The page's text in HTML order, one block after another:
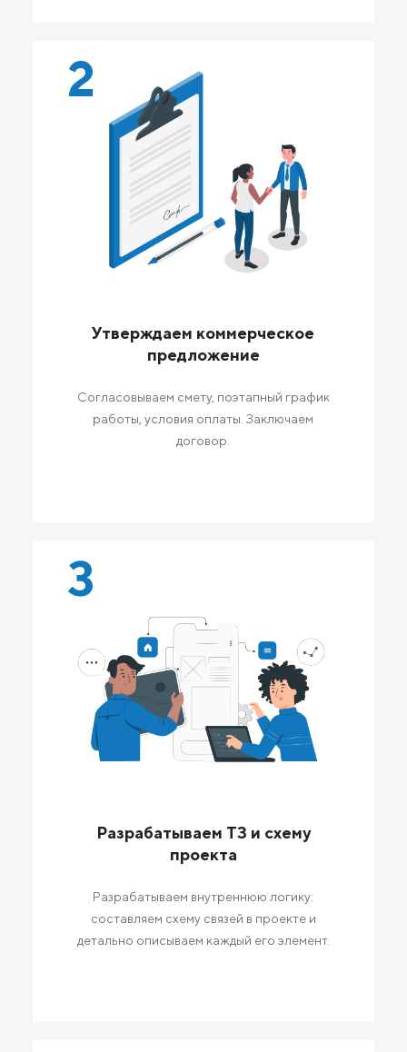
2
Утверждаем коммерческое
предложение
Согласовываем смету, поэтапный график
работы, условия оплаты. Заключаем
договор.
3
Разрабатываем ТЗ и схему
проекта
Разрабатываем внутреннюю логику:
составляем схему связей в проекте и
детально описываем каждый его элемент.